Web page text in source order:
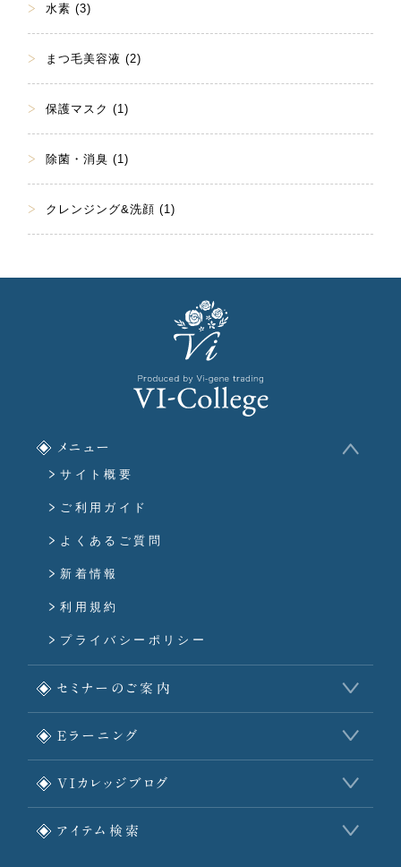
水素 (3)
まつ毛美容液 (2)
保護マスク (1)
除菌・消臭 (1)
クレンジング&洗顔 (1)
メニュー
サイト概要
ご利用ガイド
よくあるご質問
新着情報
利用規約
プライバシーポリシー
セミナーのご案内
Eラーニング
VIカレッジブログ
アイテム検索